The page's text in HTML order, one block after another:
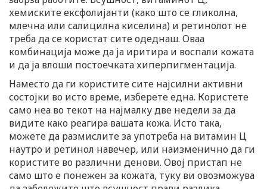
хемиските ексфолијанти (како што се гликолна,
млечна или салицилна киселина) и ретинолот не
треба да се користат сите одеднаш. Оваа
комбинација може да ја иритира и воспали кожата
и да ја влоши постоечката хиперпигментација.
Наместо да ги користите сите најсилни активни
состојки во исто време, изберете една. Користете
само неа во текот на најмалку две недели за да
видите како реагира вашата кожа. Исто така,
можете да размислите за употреба на витамин Ц
наутро и ретинол навечер, или наизменично да ги
користите во различни денови. Овој пристап не
само што е понежен за кожата, туку ви овозможува